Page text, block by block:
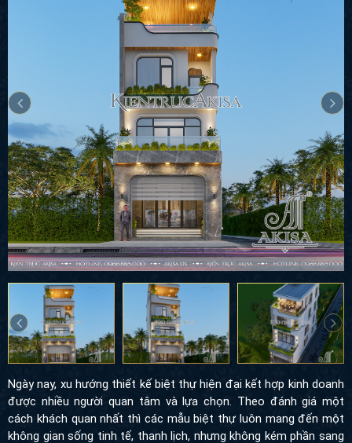
Ngày nay, xu hướng thiết kếbiệt thự hiện đạikết hợp kinh doanh
được nhiều người quan tâm và lựa chọn. Theo đánh giá một
cách khách quan nhất thì các mẫu biệt thự luôn mang đến một
không gian sống tinh tế, thanh lịch, nhưng không kém phần sang